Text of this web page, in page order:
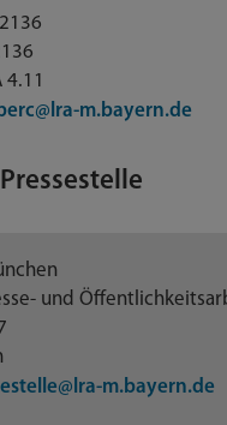
m.bayern.de
und
m.bayern.de